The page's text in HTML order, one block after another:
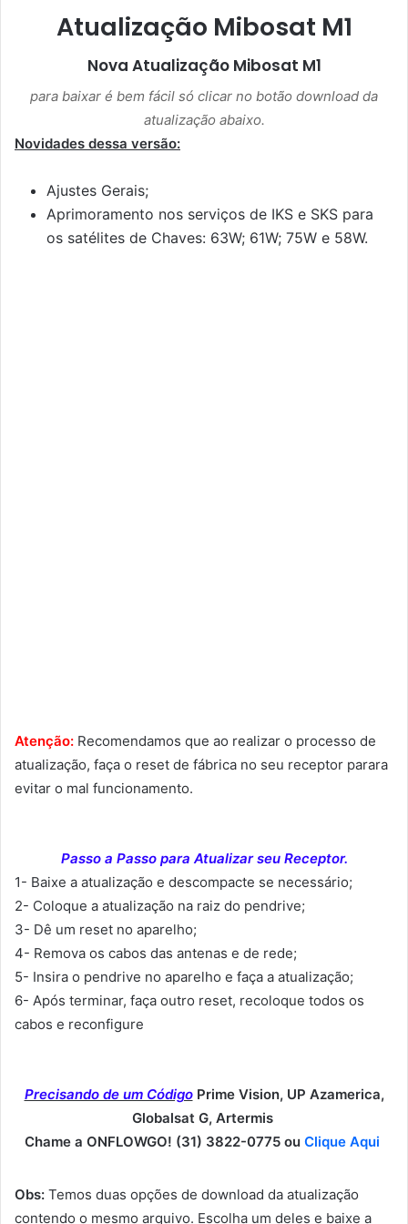
Atualização Mibosat M1
Nova Atualização Mibosat M1
para baixar é bem fácil só clicar no botão download da
atualização abaixo.
Novidades dessa versão:
Ajustes Gerais;
Aprimoramento nos serviços de IKS e SKS para
os satélites de Chaves: 63W; 61W; 75W e 58W.
Atenção: Recomendamos que ao realizar o processo de
atualização, faça o reset de fábrica no seu receptor parara
evitar o mal funcionamento.
Passo a Passo para Atualizar seu Receptor.
1- Baixe a atualização e descompacte se necessário;
2- Coloque a atualização na raiz do pendrive;
3- Dê um reset no aparelho;
4- Remova os cabos das antenas e de rede;
5- Insira o pendrive no aparelho e faça a atualização;
6- Após terminar, faça outro reset, recoloque todos os
cabos e reconfigure
Precisando de um Código Prime Vision, UP Azamerica,
Globalsat G, Artermis
Chame a ONFLOWGO! (31) 3822-0775 ou Clique Aqui
Obs: Temos duas opções de download da atualização
contendo o mesmo arquivo. Escolha um deles e baixe a